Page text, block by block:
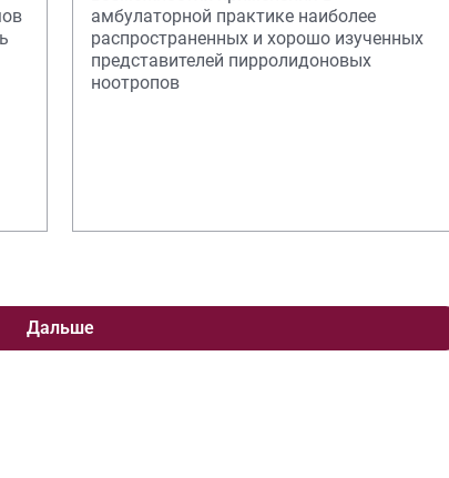
амбулаторной практике наиболее
распространенных и хорошо изученных
представителей пирролидоновых
ноотропов
Дальше